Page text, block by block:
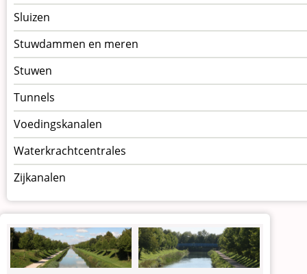
Sluizen
Stuwdammen en meren
Stuwen
Tunnels
Voedingskanalen
Waterkrachtcentrales
Zijkanalen